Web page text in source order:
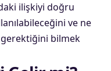
ilişkiyi doğru
ve ne
gerektiğini bilmek